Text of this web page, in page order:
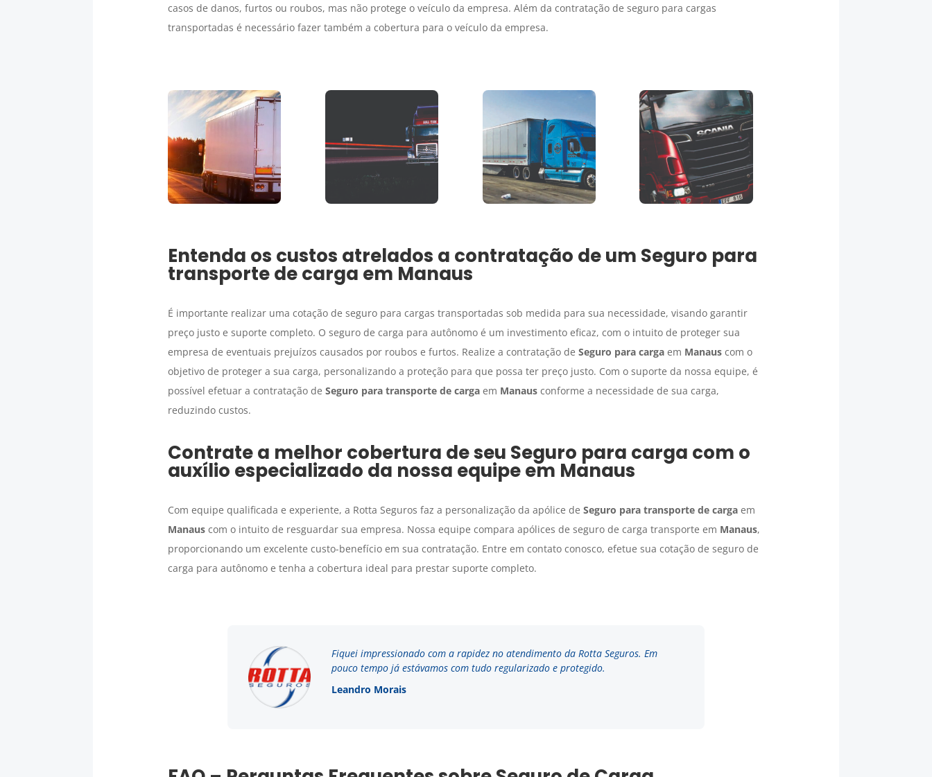
casos de danos, furtos ou roubos, mas não protege o veículo da empresa. Além da contratação de seguro para cargas
transportadas é necessário fazer também a cobertura para o veículo da empresa.
Entenda os custos atrelados a contratação de um Seguro para
transporte de carga em Manaus
É importante realizar uma cotação de seguro para cargas transportadas sob medida para sua necessidade, visando garantir
preço justo e suporte completo. O seguro de carga para autônomo é um investimento eficaz, com o intuito de proteger sua
empresa de eventuais prejuízos causados por roubos e furtos. Realize a contratação de Seguro para cargaem Manauscom o
objetivo de proteger a sua carga, personalizando a proteção para que possa ter preço justo. Com o suporte da nossa equipe, é
possível efetuar a contratação de Seguro para transporte de cargaem Manausconforme a necessidade de sua carga,
reduzindo custos.
Contrate a melhor cobertura de seu Seguro para carga com o
auxílio especializado da nossa equipe em Manaus
Com equipe qualificada e experiente, a Rotta Seguros faz a personalização da apólice de Seguro para transporte de cargaem
Manauscom o intuito de resguardar sua empresa. Nossa equipe compara apólices de seguro de carga transporte em Manaus,
proporcionando um excelente custo-benefício em sua contratação. Entre em contato conosco, efetue sua cotação de seguro de
carga para autônomo e tenha a cobertura ideal para prestar suporte completo.
Fiquei impressionado com a rapidez no atendimento da Rotta Seguros. Em
pouco tempo já estávamos com tudo regularizado e protegido.
Leandro Morais